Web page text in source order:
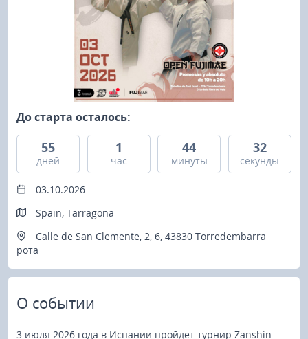
До старта осталось:
55
дней
1
чаc
44
минуты
32
секунды
03.10.2026
Spain, Tarragona
Calle de San Clemente, 2, 6, 43830 Torredembarra
рота
О событии
3 июля 2026 года в Испании пройдет турнир Zanshin